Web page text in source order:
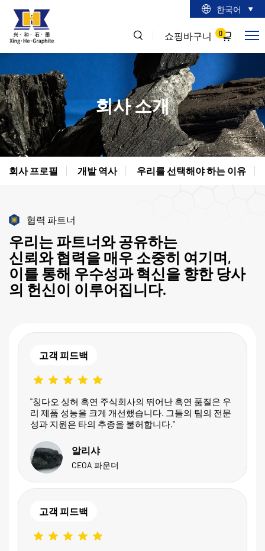
한국어
쇼핑바구니 0
회사 소개
회사 프로필 개발 역사 우리를 선택해야 하는 이유
협력 파트너
우리는 파트너와 공유하는
신뢰와 협력을 매우 소중히 여기며,
이를 통해 우수성과 혁신을 향한 당사
의 헌신이 이루어집니다.
고객 피드백
"칭다오 싱허 흑연 주식회사의 뛰어난 흑연 품질은 우
리 제품 성능을 크게 개선했습니다. 그들의 팀의 전문
성과 지원은 타의 추종을 불허합니다."
알리샤
CEOA 파운더
고객 피드백